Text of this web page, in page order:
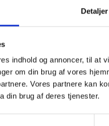
Detaljer
indhold og annoncer, til at
om din brug af vores
Vores partnere kan
din brug af deres tjenester.
til både små og store